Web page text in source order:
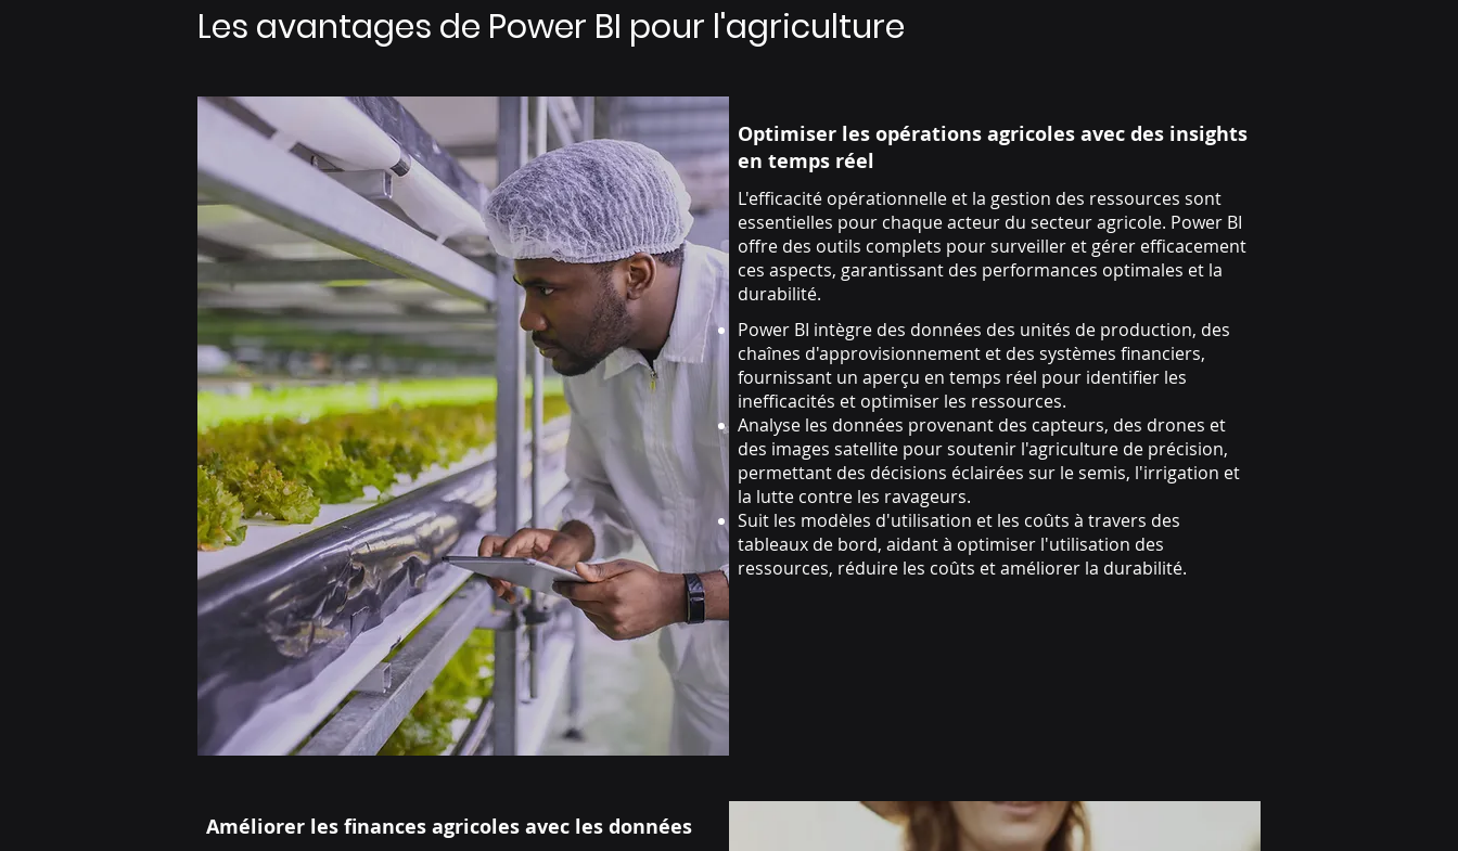
Les avantages de Power BI pour l'agriculture
Optimiser les opérations agricoles avec des insights
en temps réel
L'efficacité opérationnelle et la gestion des ressources sont
essentielles pour chaque acteur du secteur agricole. Power BI
offre des outils complets pour surveiller et gérer efficacement
ces aspects, garantissant des performances optimales et la
durabilité.
Power BI intègre des données des unités de production, des
chaînes d'approvisionnement et des systèmes financiers,
fournissant un aperçu en temps réel pour identifier les
inefficacités et optimiser les ressources.
Analyse les données provenant des capteurs, des drones et
des images satellite pour soutenir l'agriculture de précision,
permettant des décisions éclairées sur le semis, l'irrigation et
la lutte contre les ravageurs.
Suit les modèles d'utilisation et les coûts à travers des
tableaux de bord, aidant à optimiser l'utilisation des
ressources, réduire les coûts et améliorer la durabilité.
Améliorer les finances agricoles avec les données